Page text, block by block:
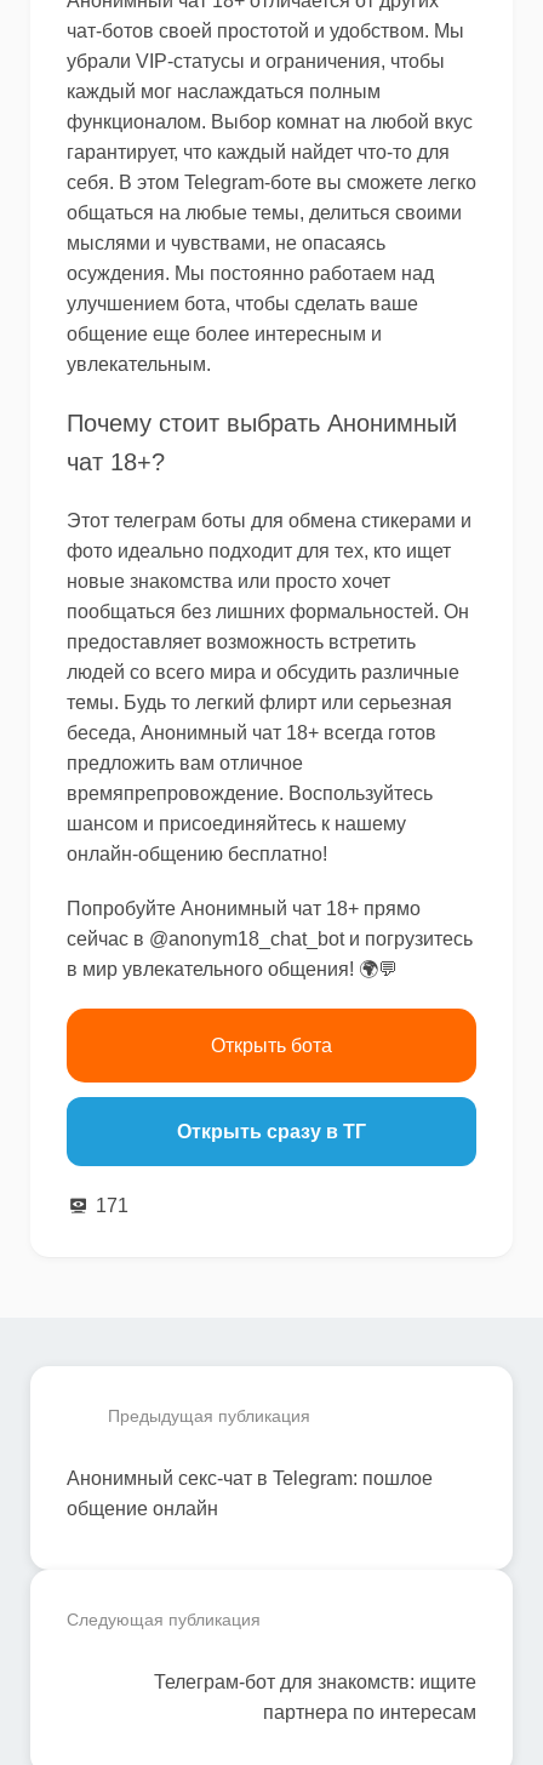
чат-ботов своей простотой и удобством. Мы
убрали VIP-статусы и ограничения, чтобы
каждый мог наслаждаться полным
функционалом. Выбор комнат на любой вкус
гарантирует, что каждый найдет что-то для
себя. В этом Telegram-боте вы сможете легко
общаться на любые темы, делиться своими
мыслями и чувствами, не опасаясь
осуждения. Мы постоянно работаем над
улучшением бота, чтобы сделать ваше
общение еще более интересным и
увлекательным.
Почему стоит выбрать Анонимный
чат 18+?
Этот телеграм боты для обмена стикерами и
фото идеально подходит для тех, кто ищет
новые знакомства или просто хочет
пообщаться без лишних формальностей. Он
предоставляет возможность встретить
людей со всего мира и обсудить различные
темы. Будь то легкий флирт или серьезная
беседа, Анонимный чат 18+ всегда готов
предложить вам отличное
времяпрепровождение. Воспользуйтесь
шансом и присоединяйтесь к нашему
онлайн-общению бесплатно!
Попробуйте Анонимный чат 18+ прямо
сейчас в @anonym18_chat_bot и погрузитесь
в мир увлекательного общения! 🌍💬
Открыть бота
Открыть сразу в ТГ
171
Предыдущая публикация
Анонимный секс-чат в Telegram: пошлое
общение онлайн
Следующая публикация
Телеграм-бот для знакомств: ищите
партнера по интересам